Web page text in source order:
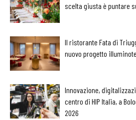
scelta giusta è puntare
Il ristorante Fata di
nuovo progetto
Innovazione,
centro di HIP Italia, a
2026